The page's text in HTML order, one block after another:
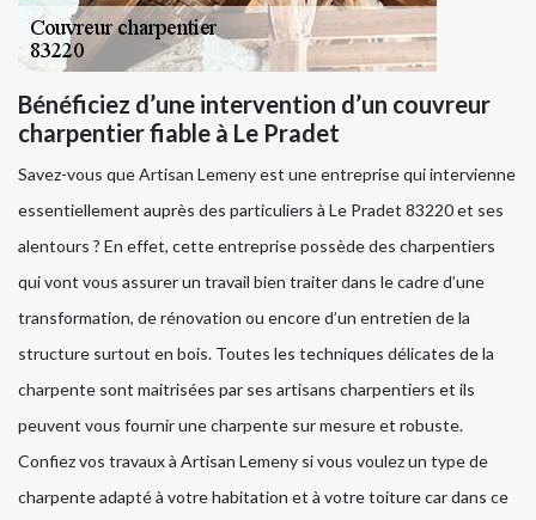
Bénéficiez d’une intervention d’un couvreur
charpentier fiable à Le Pradet
Savez-vous que Artisan Lemeny est une entreprise qui intervienne
essentiellement auprès des particuliers à Le Pradet 83220 et ses
alentours ? En effet, cette entreprise possède des charpentiers
qui vont vous assurer un travail bien traiter dans le cadre d’une
transformation, de rénovation ou encore d’un entretien de la
structure surtout en bois. Toutes les techniques délicates de la
charpente sont maitrisées par ses artisans charpentiers et ils
peuvent vous fournir une charpente sur mesure et robuste.
Confiez vos travaux à Artisan Lemeny si vous voulez un type de
charpente adapté à votre habitation et à votre toiture car dans ce